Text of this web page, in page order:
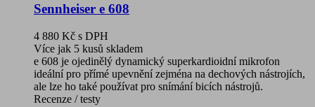
Sennheiser e 608
4 880 Kč s DPH
Více jak 5 kusů skladem
e 608 je ojedinělý dynamický superkardioidní mikrofon
ideální pro přímé upevnění zejména na dechových nástrojích,
ale lze ho také používat pro snímání bicích nástrojů.
Recenze / testy